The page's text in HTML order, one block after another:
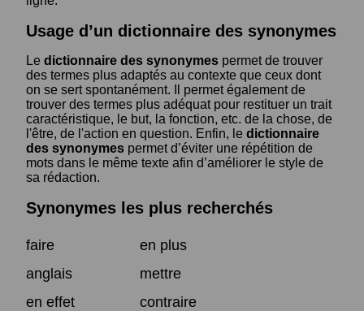
Usage d’un dictionnaire des synonymes
Le dictionnaire des synonymes permet de trouver
des termes plus adaptés au contexte que ceux dont
on se sert spontanément. Il permet également de
trouver des termes plus adéquat pour restituer un trait
caractéristique, le but, la fonction, etc. de la chose, de
l'être, de l'action en question. Enfin, le dictionnaire
des synonymes permet d’éviter une répétition de
mots dans le même texte afin d’améliorer le style de
sa rédaction.
Synonymes les plus recherchés
faire
en plus
anglais
mettre
en effet
contraire